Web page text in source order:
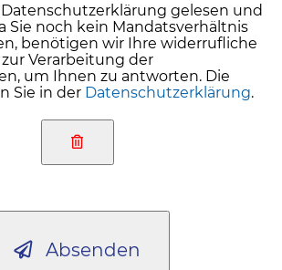
gelesen und
Sie noch kein Mandatsverhältnis
benötigen wir Ihre widerrufliche
Verarbeitung der
um Ihnen zu antworten. Die
Sie in der Datenschutzerklärung.
Absenden